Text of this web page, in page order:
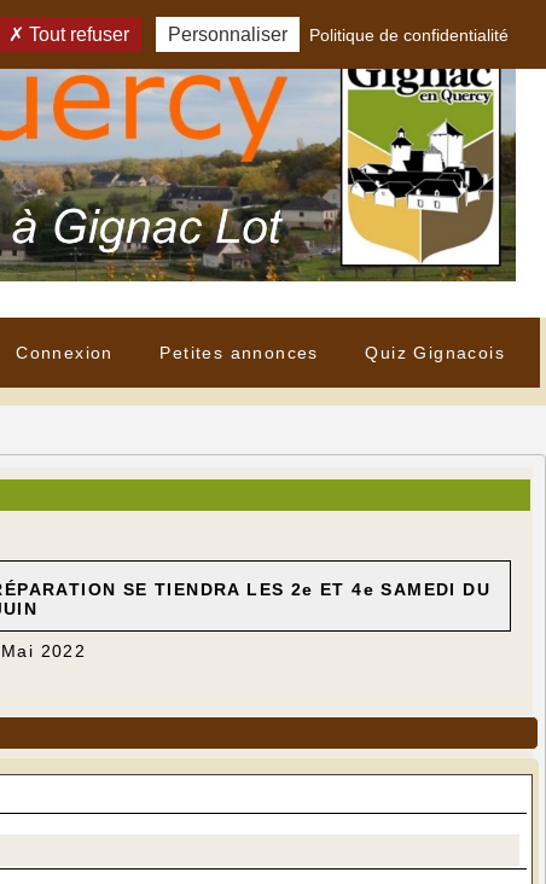
Connexion Petites annonces Quiz Gignacois
SE TIENDRA LES 2e ET 4e SAMEDI DU
2022
Tout refuser Personnaliser Politique de confidentialité